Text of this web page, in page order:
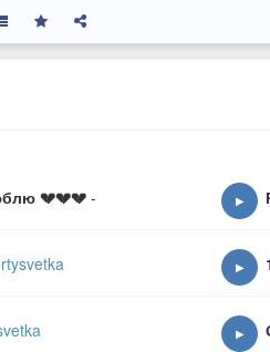
💔💔💔 -
▶
▶
▶